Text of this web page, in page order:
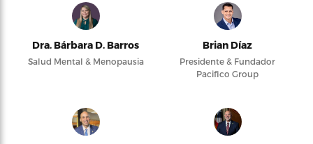
Dra. Bárbara D. Barros
Salud Mental & Menopausia
Brian Díaz
Presidente & Fundador
Pacifico Group